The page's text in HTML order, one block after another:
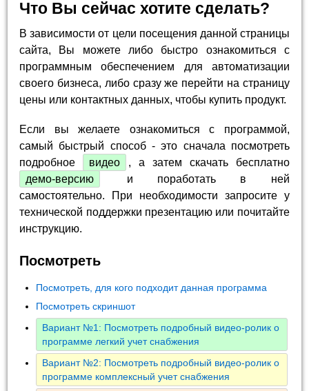
Что Вы сейчас хотите сделать?
В зависимости от цели посещения данной страницы
сайта, Вы можете либо быстро ознакомиться с
программным обеспечением для автоматизации
своего бизнеса, либо сразу же перейти на страницу
цены или контактных данных, чтобы купить продукт.
Если вы желаете ознакомиться с программой,
самый быстрый способ - это сначала посмотреть
подробное
видео
, а затем скачать бесплатно
демо-версию
и поработать в ней
самостоятельно. При необходимости запросите у
технической поддержки презентацию или почитайте
инструкцию.
Посмотреть
Посмотреть, для кого подходит данная программа
Посмотреть скриншот
Вариант №1: Посмотреть подробный видео-ролик о
программе легкий учет снабжения
Вариант №2: Посмотреть подробный видео-ролик о
программе комплексный учет снабжения